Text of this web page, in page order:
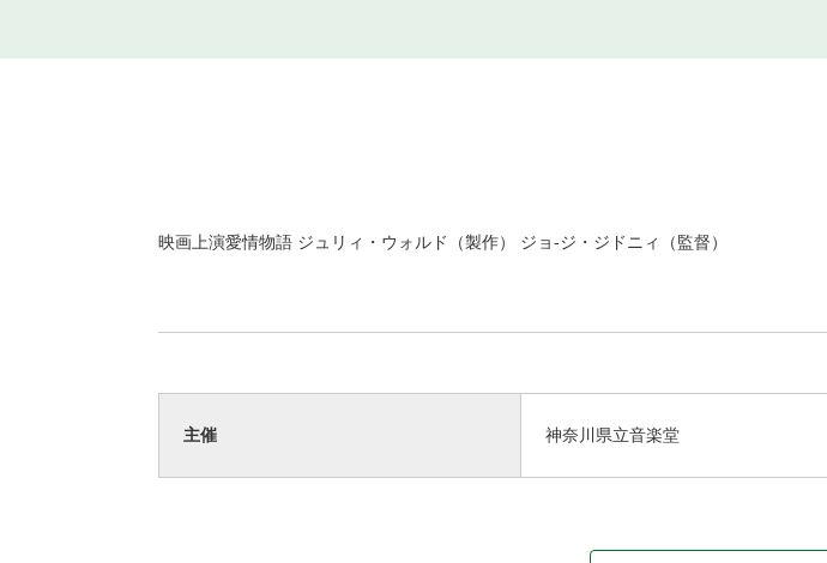
映画上演愛情物語 ジュリィ・ウォルド（製作） ジョ-ジ・ジドニィ（監督）
主催 神奈川県立音楽堂